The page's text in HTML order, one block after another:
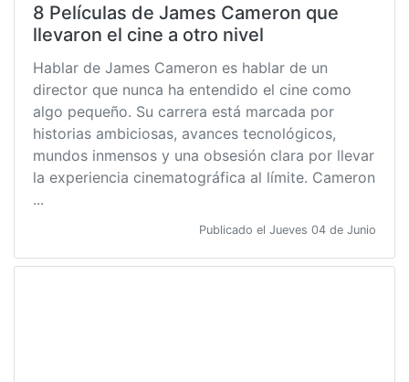
8 Películas de James Cameron que
llevaron el cine a otro nivel
Hablar de James Cameron es hablar de un
director que nunca ha entendido el cine como
algo pequeño. Su carrera está marcada por
historias ambiciosas, avances tecnológicos,
mundos inmensos y una obsesión clara por llevar
la experiencia cinematográfica al límite. Cameron
...
Publicado el Jueves 04 de Junio